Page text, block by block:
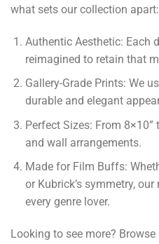
what sets our collection apart:
Authentic Aesthetic: Each
reimagined to retain that
Gallery-Grade Prints: We
durable and elegant
Perfect Sizes: From
and wall arrangements.
Made for Film Buffs:
or Kubrick’s symmetry,
every genre lover.
Looking to see more? Browse